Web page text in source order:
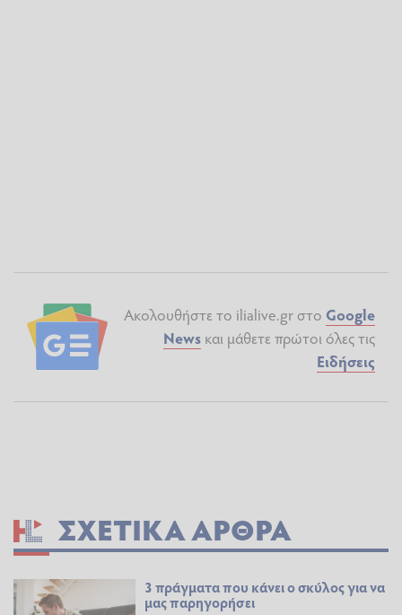
Ακολουθήστε το ilialive.gr στο Google
News και μάθετε πρώτοι όλες τις
Ειδήσεις
ΣΧΕΤΙΚΆ ΆΡΘΡΑ
3 πράγματα που κάνει ο σκύλος για να
μας παρηγορήσει